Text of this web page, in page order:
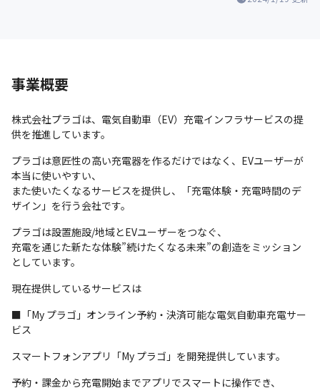
事業概要
株式会社プラゴは、電気自動車（EV）充電インフラサービスの提
供を推進しています。
プラゴは意匠性の高い充電器を作るだけではなく、EVユーザーが
本当に使いやすい、
また使いたくなるサービスを提供し、「充電体験・充電時間のデ
ザイン」を行う会社です。
プラゴは設置施設/地域とEVユーザーをつなぐ、
充電を通じた新たな体験”続けたくなる未来”の創造をミッション
としています。
現在提供しているサービスは
■「My プラゴ」オンライン予約・決済可能な電気自動車充電サー
ビス
スマートフォンアプリ「My プラゴ」を開発提供しています。
予約・課金から充電開始までアプリでスマートに操作でき、